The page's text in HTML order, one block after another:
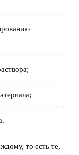
то есть те,